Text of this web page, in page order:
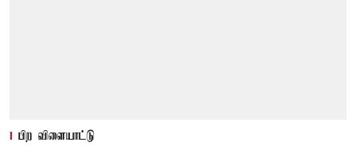
பிற விளையாட்டு